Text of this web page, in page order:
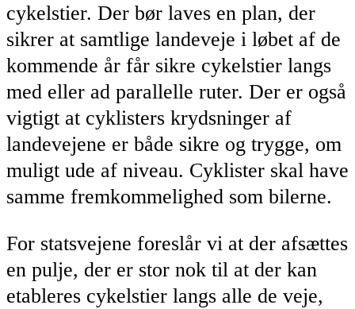
cykelstier. Der bør laves en plan, der
sikrer at samtlige landeveje i løbet af de
kommende år får sikre cykelstier langs
med eller ad parallelle ruter. Der er også
vigtigt at cyklisters krydsninger af
landevejene er både sikre og trygge, om
muligt ude af niveau. Cyklister skal have
samme fremkommelighed som bilerne.
For statsvejene foreslår vi at der afsættes
en pulje, der er stor nok til at der kan
etableres cykelstier langs alle de veje,